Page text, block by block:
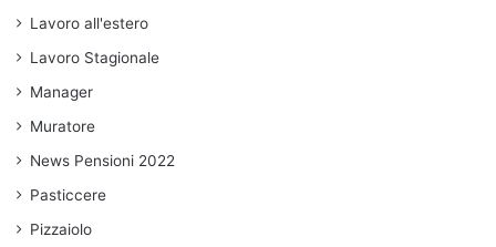
Lavoro all'estero
Lavoro Stagionale
Manager
Muratore
News Pensioni 2022
Pasticcere
Pizzaiolo